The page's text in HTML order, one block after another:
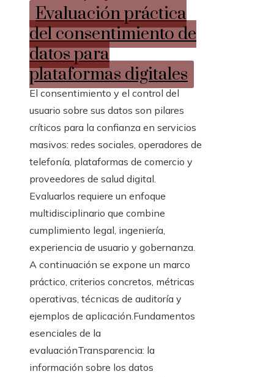
Evaluación práctica
del consentimiento de
datos para
plataformas digitales
El consentimiento y el control del
usuario sobre sus datos son pilares
críticos para la confianza en servicios
masivos: redes sociales, operadores de
telefonía, plataformas de comercio y
proveedores de salud digital.
Evaluarlos requiere un enfoque
multidisciplinario que combine
cumplimiento legal, ingeniería,
experiencia de usuario y gobernanza.
A continuación se expone un marco
práctico, criterios concretos, métricas
operativas, técnicas de auditoría y
ejemplos de aplicación.Fundamentos
esenciales de la
evaluaciónTransparencia: la
información sobre los datos